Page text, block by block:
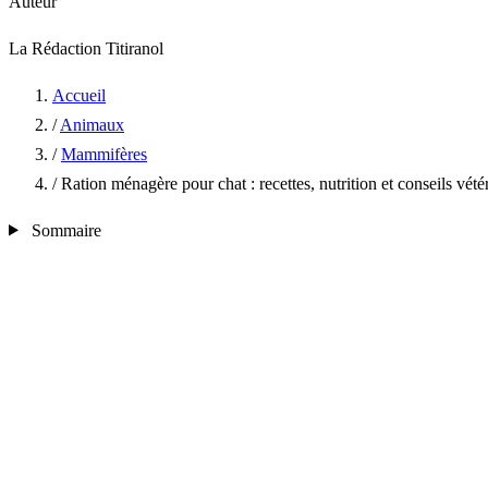
La Rédaction Titiranol
Accueil
/ Animaux
/ Mammifères
/ Ration ménagère pour chat : recettes, nutrition et conseils
Sommaire